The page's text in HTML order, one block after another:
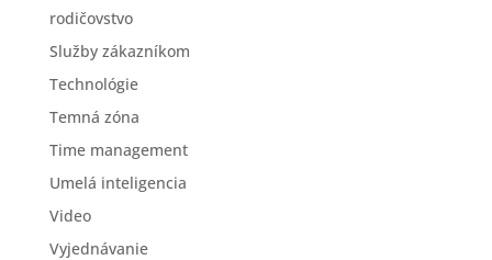
rodičovstvo
Služby zákazníkom
Technológie
Temná zóna
Time management
Umelá inteligencia
Video
Vyjednávanie